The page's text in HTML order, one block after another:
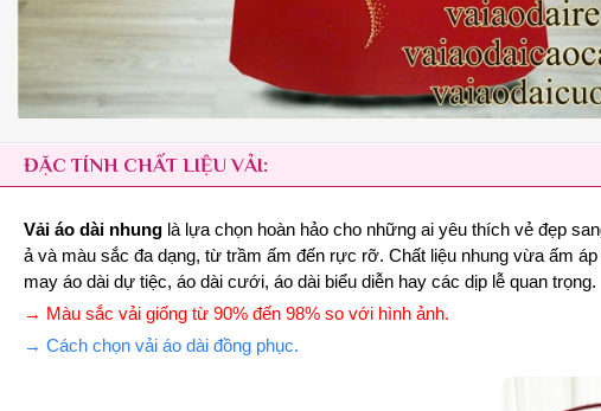
ĐẶC TÍNH CHẤT LIỆU VẢI:
Vải áo dài nhung là lựa chọn hoàn hảo cho những ai yêu thích vẻ đẹp
ả và màu sắc đa dạng, từ trầm ấm đến rực rỡ. Chất liệu nhung vừa ấm
may áo dài dự tiệc, áo dài cưới, áo dài biểu diễn hay các dịp lễ quan trọng.
→ Màu sắc vải giống từ 90% đến 98% so với hình ảnh.
→ Cách chọn vải áo dài đồng phục.